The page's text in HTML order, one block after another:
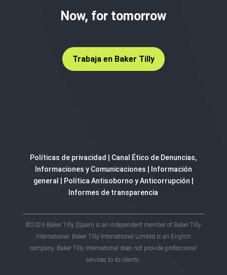
Now, for tomorrow
Trabaja en Baker Tilly
Políticas de privacidad
Canal Ético de Denuncias,
Informaciones y Comunicaciones
Información
general
Política Antisoborno y Anticorrupción
Informes de transparencia
©2026 Baker Tilly (Spain) is an independent member of Baker Tilly
International. Baker Tilly International Limited is an English
company. Baker Tilly International does not provide professional
services to its clients.